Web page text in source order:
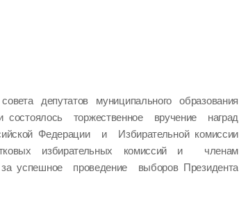
депутатов муниципального образования
состоялось торжественное вручение наград
Федерации и Избирательной комиссии
избирательных комиссий и членам
за успешное проведение выборов Президента